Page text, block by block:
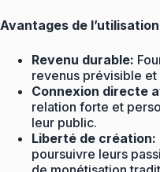
Avantages de
Revenu durable:
revenus prévisible et
Connexion directe
relation forte et
leur public.
Liberté de création:
poursuivre leurs